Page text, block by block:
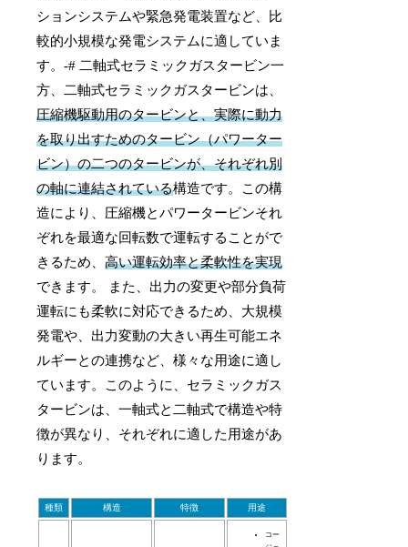
ションシステムや緊急発電装置など、比
較的小規模な発電システムに適していま
す。-# 二軸式セラミックガスタービン一
方、二軸式セラミックガスタービンは、
圧縮機駆動用のタービンと、実際に動力
を取り出すためのタービン（パワーター
ビン）の二つのタービンが、それぞれ別
の軸に連結されている構造です。この構
造により、圧縮機とパワータービンそれ
ぞれを最適な回転数で運転することがで
きるため、高い運転効率と柔軟性を実現
できます。 また、出力の変更や部分負荷
運転にも柔軟に対応できるため、大規模
発電や、出力変動の大きい再生可能エネ
ルギーとの連携など、様々な用途に適し
ています。このように、セラミックガス
タービンは、一軸式と二軸式で構造や特
徴が異なり、それぞれに適した用途があ
ります。
種類 構造 特徴 用途
コー